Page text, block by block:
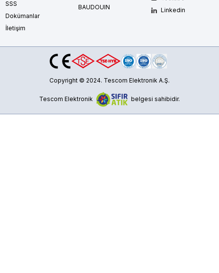
SSS
Dokümanlar
İletişim
BAUDOUIN
Linkedin
Copyright © 2024. Tescom Elektronik A.Ş.
Tescom Elektronik belgesi sahibidir.